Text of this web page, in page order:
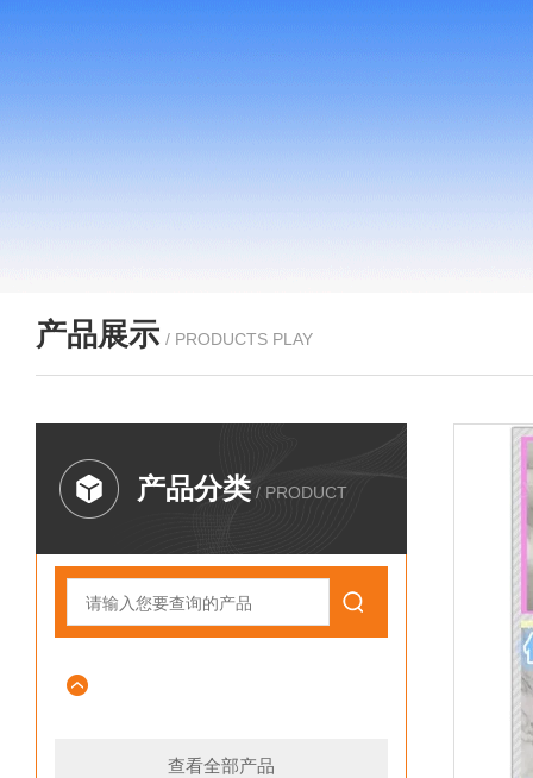
产品展示 / PRODUCTS PLAY
产品分类 / PRODUCT
查看全部产品